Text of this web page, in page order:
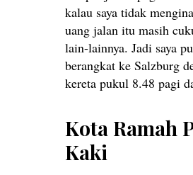
kalau saya tidak
uang jalan itu masih
lain-lainnya. Jadi saya
berangkat ke Salzburg
kereta pukul 8.48 pagi
Kota Ramah
Kaki